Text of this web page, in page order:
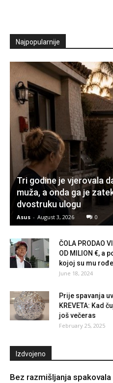
Najpopularnije
Tri godine je vjerovala
muža, a onda ga je
dvostruku ulogu
Asus - August 3, 2026 0
ČOLA PRODAO
OD MILION €, a
kojoj su mu
June 18, 2024
Prije spavanja
KREVETA: Kad
još večeras
February 25, 2025
Izdvojeno
Bez razmišljanja